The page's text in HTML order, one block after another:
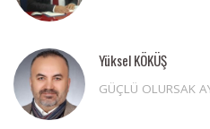
Yüksel KÖKÜŞ
GÜÇLÜ OLURSAK